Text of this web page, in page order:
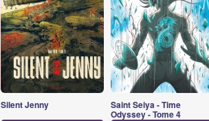
Silent Jenny Saint Seiya - Time
Odyssey - Tome 4